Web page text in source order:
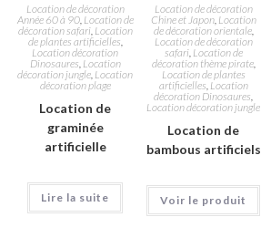
Location de décoration
Année 60 à 90, Location de
décoration safari, Location
de plantes artificielles
Location décoration
Dinosaures Location
décoration jungle Location
décoration plage
Location de
graminée
artificielle
Lire la suite
Location de décoration
Chine et Japon, Location
de décoration orientale,
Location de décoration
safari, Location de
décoration thème pirate,
Location de plantes
artificielles Location
décoration Dinosaures
Location décoration jungle
Location de
bambous artificiels
Voir le produit